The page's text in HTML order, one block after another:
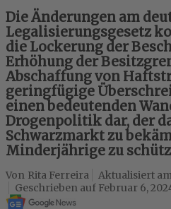
Die Änderungen am
Legalisierungsgesetz
die Lockerung der
Erhöhung der
Abschaffung von
geringfügige
einen bedeutenden
Drogenpolitik dar, der
Schwarzmarkt zu
Minderjährige zu
Rita Ferreira
Februar 6,